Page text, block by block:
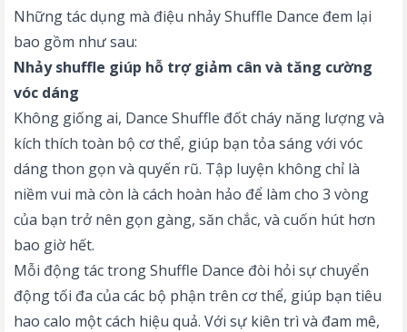
Những tác dụng mà điệu nhảy Shuffle Dance đem lại
bao gồm như sau:
Nhảy shuffle giúp hỗ trợ giảm cân và tăng cường
vóc dáng
Không giống ai, Dance Shuffle đốt cháy năng lượng và
kích thích toàn bộ cơ thể, giúp bạn tỏa sáng với vóc
dáng thon gọn và quyến rũ. Tập luyện không chỉ là
niềm vui mà còn là cách hoàn hảo để làm cho 3 vòng
của bạn trở nên gọn gàng, săn chắc, và cuốn hút hơn
bao giờ hết.
Mỗi động tác trong Shuffle Dance đòi hỏi sự chuyển
động tối đa của các bộ phận trên cơ thể, giúp bạn tiêu
hao calo một cách hiệu quả. Với sự kiên trì và đam mê,